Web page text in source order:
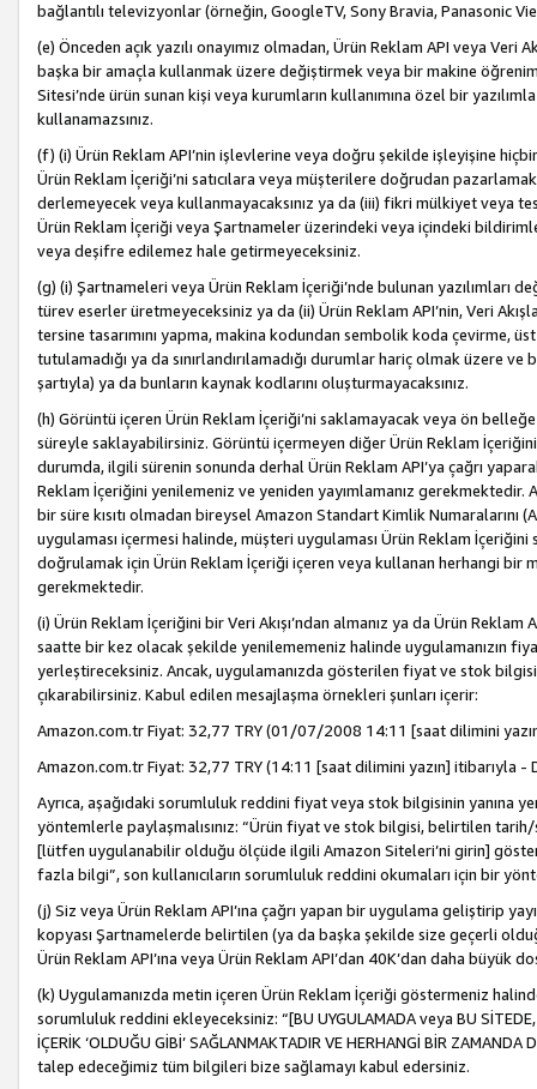
bağlantılı televizyonlar (örneğin, GoogleTV, Sony Bravia, Panasonic
(e) Önceden açık yazılı onayımız olmadan, Ürün Reklam API veya
başka bir amaçla kullanmak üzere değiştirmek veya bir makine
Sitesi’nde ürün sunan kişi veya kurumların kullanımına özel bir
kullanamazsınız.
(f) (i) Ürün Reklam API’nin işlevlerine veya doğru şekilde işleyişine
Ürün Reklam İçeriği’ni satıcılara veya müşterilere doğrudan
derlemeyecek veya kullanmayacaksınız ya da (iii) fikri mülkiyet veya
Ürün Reklam İçeriği veya Şartnameler üzerindeki veya içindeki
veya deşifre edilemez hale getirmeyeceksiniz.
(g) (i) Şartnameleri veya Ürün Reklam İçeriği’nde bulunan
türev eserler üretmeyeceksiniz ya da (ii) Ürün Reklam API’nin, Veri
tersine tasarımını yapma, makina kodundan sembolik koda çevirme,
tutulamadığı ya da sınırlandırılamadığı durumlar hariç olmak üzere
şartıyla) ya da bunların kaynak kodlarını oluşturmayacaksınız.
(h) Görüntü içeren Ürün Reklam İçeriği’ni saklamayacak veya ön
süreyle saklayabilirsiniz. Görüntü içermeyen diğer Ürün Reklam
durumda, ilgili sürenin sonunda derhal Ürün Reklam API’ya çağrı
Reklam İçeriğini yenilemeniz ve yeniden yayımlamanız gerekmektedir.
bir süre kısıtı olmadan bireysel Amazon Standart Kimlik Numaralarını
uygulaması içermesi halinde, müşteri uygulaması Ürün Reklam
doğrulamak için Ürün Reklam İçeriği içeren veya kullanan herhangi bir
gerekmektedir.
(i) Ürün Reklam İçeriğini bir Veri Akışı’ndan almanız ya da Ürün
saatte bir kez olacak şekilde yenilememeniz halinde uygulamanızın
yerleştireceksiniz. Ancak, uygulamanızda gösterilen fiyat ve stok
çıkarabilirsiniz. Kabul edilen mesajlaşma örnekleri şunları içerir:
Amazon.com.tr Fiyat: 32,77 TRY (01/07/2008 14:11 [saat dilimini
Amazon.com.tr Fiyat: 32,77 TRY (14:11 [saat dilimini yazın] itibarıyla -
Ayrıca, aşağıdaki sorumluluk reddini fiyat veya stok bilgisinin yanına
yöntemlerle paylaşmalısınız: “Ürün fiyat ve stok bilgisi, belirtilen
[lütfen uygulanabilir olduğu ölçüde ilgili Amazon Siteleri’ni girin]
fazla bilgi”, son kullanıcıların sorumluluk reddini okumaları için bir
(j) Siz veya Ürün Reklam API’ına çağrı yapan bir uygulama geliştirip
kopyası Şartnamelerde belirtilen (ya da başka şekilde size geçerli
Ürün Reklam API’ına veya Ürün Reklam API’dan 40K’dan daha büyük
(k) Uygulamanızda metin içeren Ürün Reklam İçeriği göstermeniz
sorumluluk reddini ekleyeceksiniz: “[BU UYGULAMADA veya BU SİTEDE,
İÇERİK ‘OLDUĞU GİBİ’ SAĞLANMAKTADIR VE HERHANGİ BİR
talep edeceğimiz tüm bilgileri bize sağlamayı kabul edersiniz.